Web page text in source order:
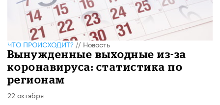
ЧТО ПРОИСХОДИТ?// Новость
Вынужденные выходные из-за
коронавируса: статистика по
регионам
22 октября